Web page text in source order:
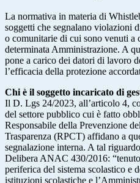
La normativa in materia di
soggetti che segnalano violazioni
o comunitarie di cui sono venuti a
determinata Amministrazione. A
pone a carico dei datori di lavoro
l’efficacia della protezione
Chi è il soggetto incaricato di
Il D. Lgs 24/2023, all’articolo 4,
del settore pubblico cui è fatto
Responsabile della Prevenzione
Trasparenza (RPCT) affidano a
segnalazione interna. A tal
Delibera ANAC 430/2016:
periferica del sistema scolastico e
istituzioni scolastiche e